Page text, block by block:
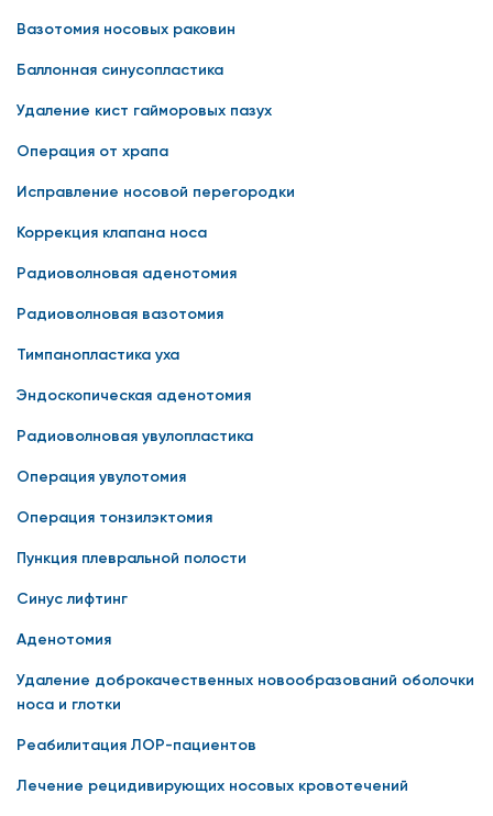
Вазотомия носовых раковин
Баллонная синусопластика
Удаление кист гайморовых пазух
Операция от храпа
Исправление носовой перегородки
Коррекция клапана носа
Радиоволновая аденотомия
Радиоволновая вазотомия
Тимпанопластика уха
Эндоскопическая аденотомия
Радиоволновая увулопластика
Операция увулотомия
Операция тонзилэктомия
Пункция плевральной полости
Синус лифтинг
Аденотомия
Удаление доброкачественных новообразований оболочки
носа и глотки
Реабилитация ЛОР-пациентов
Лечение рецидивирующих носовых кровотечений